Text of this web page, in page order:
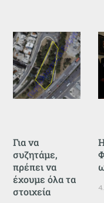
Για να
συζητάμε,
πρέπει να
έχουμε όλα τα
στοιχεία